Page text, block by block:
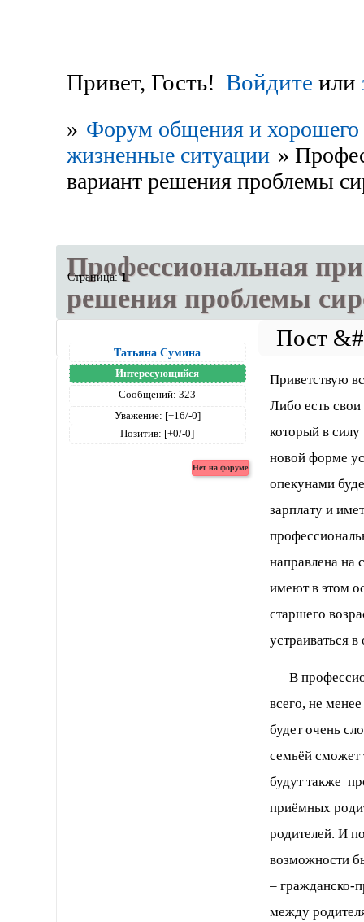
Привет, Гость! Войдите или
» Форум общения и хорошего
жизненные ситуации »
вариант решения проблемы
Профессиональная
решения проблемы
Страница:1
Татьяна Сумина
Интересующийся
Сообщений: 323
Уважение: [+16/-0]
Позитив: [+0/-0]
Приветствую
Либо есть свои
который в
новой форме
опекунами
зарплату и
направлена на
имеют в этом
старшего
устраиваться
В
всего, не
будет очень
семьёй сможет
будут также
приёмных
родителей. И
возможности
– гражданско-
между